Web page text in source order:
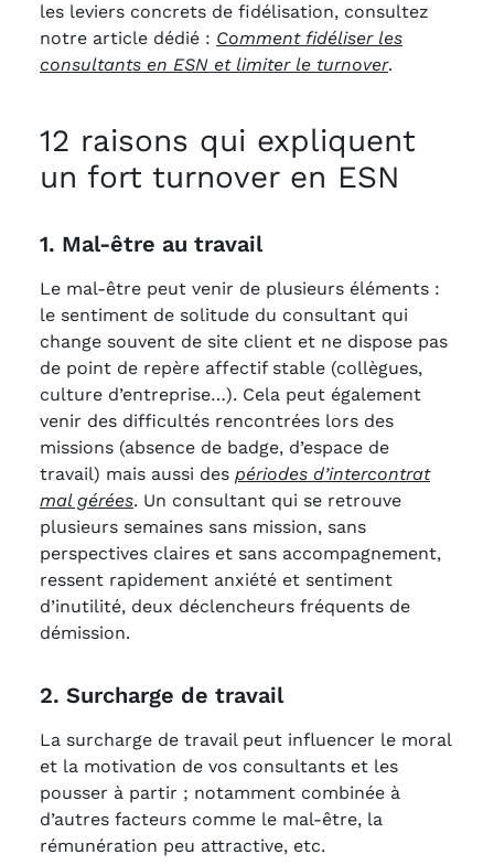
les leviers concrets de fidélisation, consultez
notre article dédié : Comment fidéliser les
consultants en ESN et limiter le turnover.
12 raisons qui expliquent
un fort turnover en ESN
1. Mal-être au travail
Le mal-être peut venir de plusieurs éléments :
le sentiment de solitude du consultant qui
change souvent de site client et ne dispose pas
de point de repère affectif stable (collègues,
culture d’entreprise…). Cela peut également
venir des difficultés rencontrées lors des
missions (absence de badge, d’espace de
travail) mais aussi des périodes d’intercontrat
mal gérées. Un consultant qui se retrouve
plusieurs semaines sans mission, sans
perspectives claires et sans accompagnement,
ressent rapidement anxiété et sentiment
d’inutilité, deux déclencheurs fréquents de
démission.
2. Surcharge de travail
La surcharge de travail peut influencer le moral
et la motivation de vos consultants et les
pousser à partir ; notamment combinée à
d’autres facteurs comme le mal-être, la
rémunération peu attractive, etc.